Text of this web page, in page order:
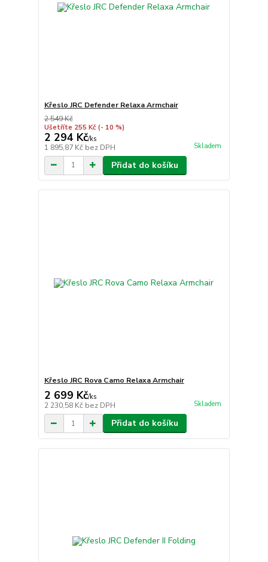
Křeslo JRC Defender Relaxa Armchair
2 549 Kč
Ušetříte 255 Kč (- 10 %)
2 294 Kč/ks
1 895,87 Kč bez DPH Skladem
Přidat do košíku
Křeslo JRC Rova Camo Relaxa Armchair
2 699 Kč/ks
2 230,58 Kč bez DPH Skladem
Přidat do košíku